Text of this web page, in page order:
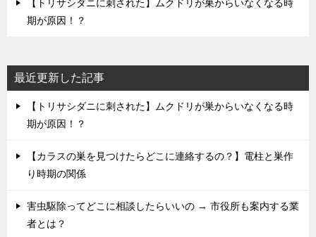
【トリサシダニに刺された】ムクドリが巣からいなくなる時
期が原因！？
最近更新した記事
【トリサシダニに刺された】ムクドリが巣からいなくなる時
期が原因！？
【カラスの巣を見つけたらどこに連絡するの？】電柱と巣作
り時期の関係
害虫駆除ってどこに相談したらいいの → 市役所も案内する業
者とは？